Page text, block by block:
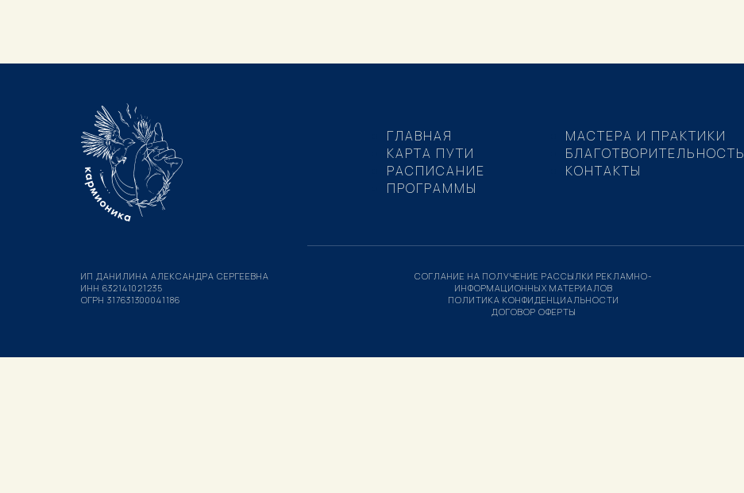
ГЛАВНАЯ
КАРТА ПУТИ
РАСПИСАНИЕ
ПРОГРАММЫ
МАСТЕРА И ПРАКТИКИ
БЛАГОТВОРИТЕЛЬНОСТЬ
КОНТАКТЫ
ИП ДАНИЛИНА АЛЕКСАНДРА СЕРГЕЕВНА
ИНН 632141021235
ОГРН 317631300041186
СОГЛАНИЕ НА ПОЛУЧЕНИЕ РАССЫЛКИ РЕКЛАМНО-
ИНФОРМАЦИОННЫХ МАТЕРИАЛОВ
ПОЛИТИКА КОНФИДЕНЦИАЛЬНОСТИ
ДОГОВОР ОФЕРТЫ